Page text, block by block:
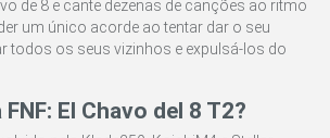
de 8 e cante dezenas de canções ao ritmo
um único acorde ao tentar dar o seu
todos os seus vizinhos e expulsá-los do
El Chavo del 8 T2?